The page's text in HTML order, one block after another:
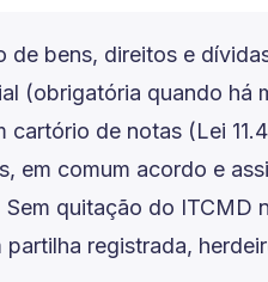
de bens, direitos e
(obrigatória quando há
cartório de notas (Lei
em comum acordo e
quitação do ITCMD
registrada,